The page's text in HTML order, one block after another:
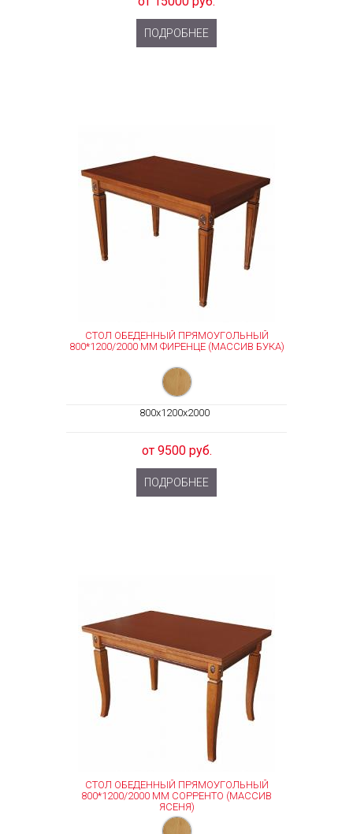
ПОДРОБНЕЕ
СТОЛ ОБЕДЕННЫЙ ПРЯМОУГОЛЬНЫЙ
800*1200/2000 ММ ФИРЕНЦЕ (МАССИВ БУКА)
800x1200x2000
от 9500 руб.
ПОДРОБНЕЕ
СТОЛ ОБЕДЕННЫЙ ПРЯМОУГОЛЬНЫЙ
800*1200/2000 ММ СОРРЕНТО (МАССИВ
ЯСЕНЯ)